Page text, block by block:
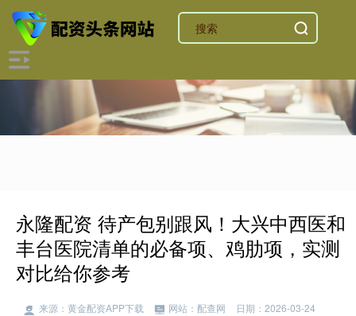
永隆配资 待产包别跟风！大兴中西医和
丰台医院清单的必备项、鸡肋项，实测
对比给你参考
来源：黄金配资APP下载 网站：配查网
日期：2026-03-24